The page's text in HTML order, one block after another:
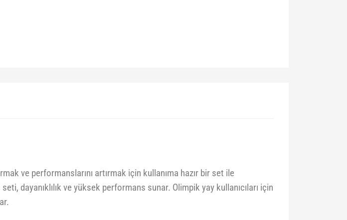
ve performanslarını artırmak için kullanıma hazır bir set ile
dayanıklılık ve yüksek performans sunar. Olimpik yay kullanıcıları için